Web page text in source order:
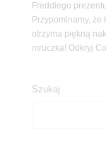
Freddiego
Przypominamy, że
otrzyma piękną
mruczka! Odkryj
Szukaj